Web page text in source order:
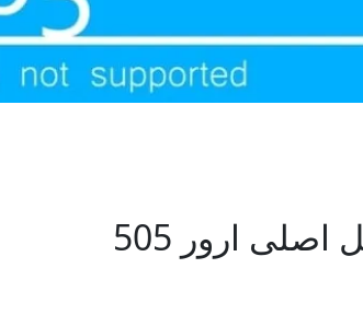
اصلی ارور 505